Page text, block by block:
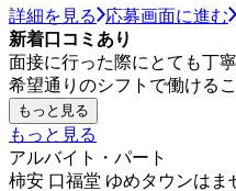
詳細を見る
応募画面に進む
新着口コミあり
面接に行った際にとても丁
希望通りのシフトで働ける
もっと見る
もっと見る
アルバイト・パート
柿安 口福堂 ゆめタウンはま